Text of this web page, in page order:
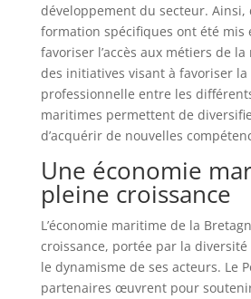
développement du secteur. Ainsi,
formation spécifiques ont été mis
favoriser l’accès aux métiers de
des initiatives visant à favoriser
professionnelle entre les
maritimes permettent de
d’acquérir de nouvelles
Une économie
pleine croissance
L’économie maritime de la
croissance, portée par la
le dynamisme de ses acteurs. Le
partenaires œuvrent pour